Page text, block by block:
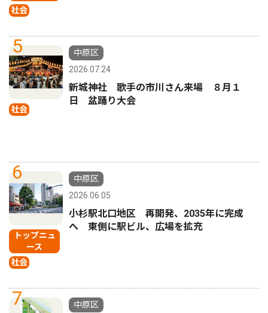
社会
5
社会
中原区
2026.07.24
新城神社 歌手の市川さん来場 ８月１
日 盆踊り大会
6
トップニュ
ース
社会
中原区
2026.06.05
小杉駅北口地区 再開発、2035年に完成
へ 東側に駅ビル、広場を拡充
7
中原区